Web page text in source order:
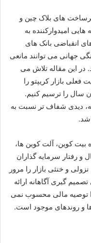
های بلاک چین و
امیدوارکننده به
انقباضی بانک های
جهانی می توانند مانعی
در این مقاله تلاش می
فعلی بازار کریپتو را
سال را ترسیم کنیم.
دیدی شفاف تر نسبت به
بیت کوین، آلت کوین ها،
و رفتار سرمایه گذاران
و خنثی بازار را مرور
گیری آگاهانه ارائه
توصیه مالی محسوب نمی
و روندهای موجود است.